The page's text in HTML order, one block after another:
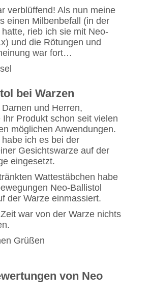
verblüffend! Als nun meine
einen Milbenbefall (in der
rieb ich sie mit Neo-
und die Rötungen und
war fort…
bei Warzen
und Herren,
Ihr Produkt schon seit vielen
möglichen Anwendungen.
ich es bei der
Gesichtswarze auf der
eingesetzt.
Wattestäbchen habe
Neo-Ballistol
der Warze einmassiert.
war von der Warze nichts
Grüßen
von Neo